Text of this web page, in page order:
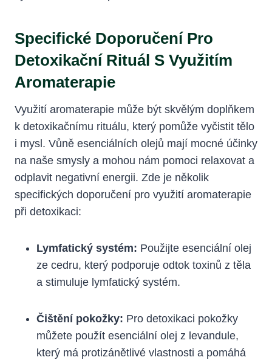
Specifické Doporučení Pro
Detoxikační Rituál S Využitím
Aromaterapie
Využití aromaterapie může být skvělým doplňkem
k detoxikačnímu rituálu, který pomůže vyčistit tělo
i mysl. Vůně esenciálních olejů mají mocné účinky
na naše smysly a mohou nám pomoci relaxovat a
odplavit negativní energii. Zde je několik
specifických doporučení pro využití aromaterapie
při detoxikaci:
Lymfatický systém: Použijte esenciální olej
ze cedru, který podporuje odtok toxinů z těla
a stimuluje lymfatický systém.
Čištění pokožky: Pro detoxikaci pokožky
můžete použít esenciální olej z levandule,
který má protizánětlivé vlastnosti a pomáhá